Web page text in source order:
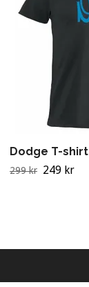
Dodge T-shirt
299 kr 249 kr